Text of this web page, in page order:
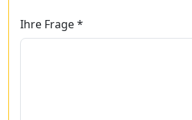
Ihre Frage *